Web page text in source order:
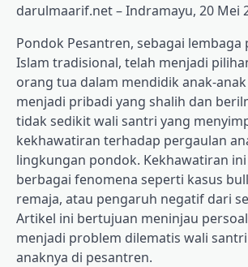
darulmaarif.net – Indramayu, 20 Mei
Pondok Pesantren, sebagai lembaga
Islam tradisional, telah menjadi
orang tua dalam mendidik anak-
menjadi pribadi yang shalih dan
tidak sedikit wali santri yang
kekhawatiran terhadap pergaulan
lingkungan pondok. Kekhawatiran
berbagai fenomena seperti kasus
remaja, atau pengaruh negatif dari
Artikel ini bertujuan meninjau
menjadi problem dilematis wali
anaknya di pesantren.